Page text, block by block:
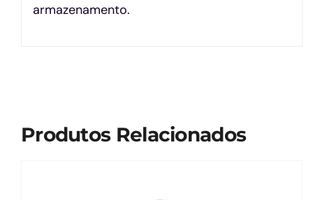
armazenamento.
Produtos Relacionados